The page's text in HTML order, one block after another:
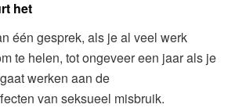
het
één gesprek, als je al veel werk
te helen, tot ongeveer een jaar als je
werken aan de
van seksueel misbruik.